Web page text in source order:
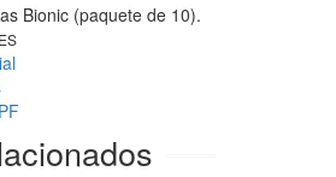
Bionic (paquete de 10).